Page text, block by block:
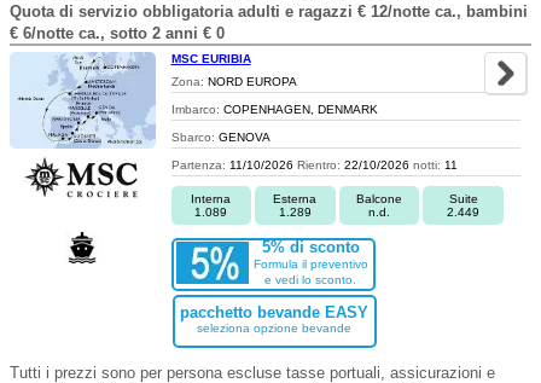
Quota di servizio obbligatoria adulti e ragazzi € 12/notte ca., bambini
€ 6/notte ca., sotto 2 anni € 0
MSC EURIBIA
Zona: NORD EUROPA
Imbarco: COPENHAGEN, DENMARK
Sbarco: GENOVA
Partenza: 11/10/2026 Rientro: 22/10/2026 notti: 11
Interna
1.089
Esterna
1.289
Balcone
n.d.
Suite
2.449
5% di sconto
Formula il preventivo
e vedi lo sconto.
pacchetto bevande EASY
seleziona opzione bevande
Tutti i prezzi sono per persona escluse tasse portuali, assicurazioni e